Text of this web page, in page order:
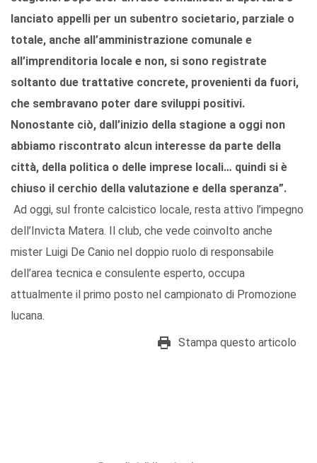
lanciato appelli per un subentro societario, parziale o
totale, anche all’amministrazione comunale e
all’imprenditoria locale e non, si sono registrate
soltanto due trattative concrete, provenienti da fuori,
che sembravano poter dare sviluppi positivi.
Nonostante ciò, dall’inizio della stagione a oggi non
abbiamo riscontrato alcun interesse da parte della
città, della politica o delle imprese locali… quindi si è
chiuso il cerchio della valutazione e della speranza”.
Ad oggi, sul fronte calcistico locale, resta attivo l’impegno
dell’Invicta Matera. Il club, che vede coinvolto anche
mister Luigi De Canio nel doppio ruolo di responsabile
dell’area tecnica e consulente esperto, occupa
attualmente il primo posto nel campionato di Promozione
lucana.
Stampa questo articolo